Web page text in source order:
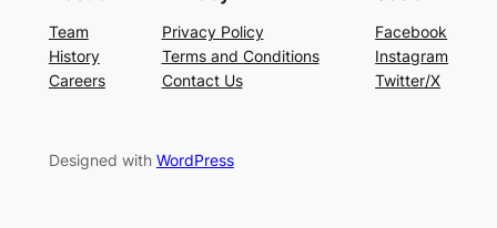
Team
History
Careers
Privacy Policy
Terms and Conditions
Contact Us
Facebook
Instagram
Twitter/X
Designed with WordPress